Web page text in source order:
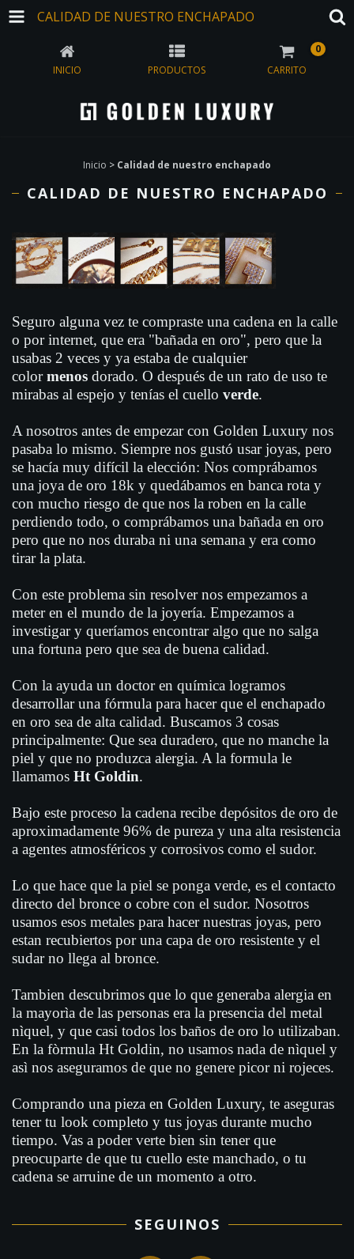
CALIDAD DE NUESTRO ENCHAPADO
INICIO PRODUCTOS CARRITO
0
Inicio > Calidad de nuestro enchapado
CALIDAD DE NUESTRO ENCHAPADO
Seguro alguna vez te compraste una cadena en la calle
o por internet, que era "bañada en oro", pero que la
usabas 2 veces y ya estaba de cualquier
colormenos dorado. O después de un rato de uso te
mirabas al espejo y tenías el cuello verde.
A nosotros antes de empezar con Golden Luxury nos
pasaba lo mismo. Siempre nos gustó usar joyas, pero
se hacía muy difícil la elección: Nos comprábamos
una joya de oro 18k y quedábamos en banca rota y
con mucho riesgo de que nos la roben en la calle
perdiendo todo, o comprábamos una bañada en oro
pero que no nos duraba ni una semana y era como
tirar la plata.
Con este problema sin resolver nos empezamos a
meter en el mundo de la joyería. Empezamos a
investigar y queríamos encontrar algo que no salga
una fortuna pero que sea de buena calidad.
Con la ayuda un doctor en química logramos
desarrollar una fórmula para hacer que el enchapado
en oro sea de alta calidad. Buscamos 3 cosas
principalmente: Que sea duradero, que no manche la
piel y que no produzca alergia. A la formula le
llamamos Ht Goldin.
Bajo este proceso la cadena recibe depósitos de oro de
aproximadamente 96% de pureza y una alta resistencia
a agentes atmosféricos y corrosivos como el sudor.
Lo que hace que la piel se ponga verde, es el contacto
directo del bronce o cobre con el sudor. Nosotros
usamos esos metales para hacer nuestras joyas, pero
estan recubiertos por una capa de oro resistente y el
sudar no llega al bronce.
Tambien descubrimos que lo que generaba alergia en
la mayorìa de las personas era la presencia del metal
nìquel, y que casi todos los baños de oro lo utilizaban.
En la fòrmula Ht Goldin, no usamos nada de nìquel y
asì nos aseguramos de que no genere picor ni rojeces.
Comprando una pieza en Golden Luxury, te aseguras
tener tu look completo y tus joyas durante mucho
tiempo. Vas a poder verte bien sin tener que
preocuparte de que tu cuello este manchado, o tu
cadena se arruine de un momento a otro.
SEGUINOS